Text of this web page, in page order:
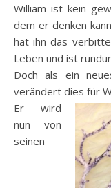
William ist kein
dem er denken
hat ihn das
Leben und ist
Doch als ein
verändert dies für
Er wird
nun von
seinen